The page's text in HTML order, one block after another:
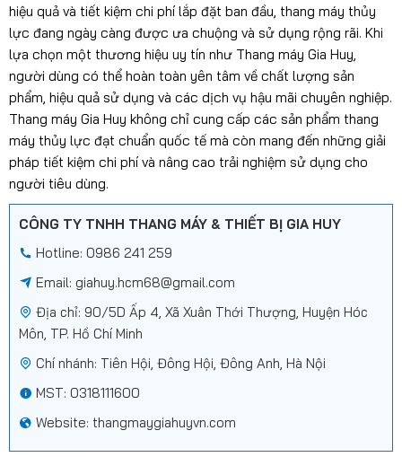
hiệu quả và tiết kiệm chi phí lắp đặt ban đầu, thang máy thủy
lực đang ngày càng được ưa chuộng và sử dụng rộng rãi. Khi
lựa chọn một thương hiệu uy tín như Thang máy Gia Huy,
người dùng có thể hoàn toàn yên tâm về chất lượng sản
phẩm, hiệu quả sử dụng và các dịch vụ hậu mãi chuyên nghiệp.
Thang máy Gia Huy không chỉ cung cấp các sản phẩm thang
máy thủy lực đạt chuẩn quốc tế mà còn mang đến những giải
pháp tiết kiệm chi phí và nâng cao trải nghiệm sử dụng cho
người tiêu dùng.
CÔNG TY TNHH THANG MÁY & THIẾT BỊ GIA HUY
Hotline: 0986 241 259
Email: giahuy.hcm68@gmail.com
Địa chỉ: 90/5D Ấp 4, Xã Xuân Thới Thượng, Huyện Hóc
Môn, TP. Hồ Chí Minh
Chí nhánh: Tiên Hội, Đông Hội, Đông Anh, Hà Nội
MST: 0318111600
Website: thangmaygiahuyvn.com